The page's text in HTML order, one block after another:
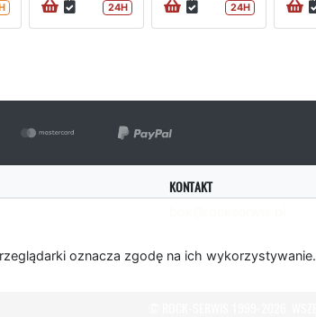
oznacza zgodę na ich wykorzystywanie.
24H 24H
KONTAKT